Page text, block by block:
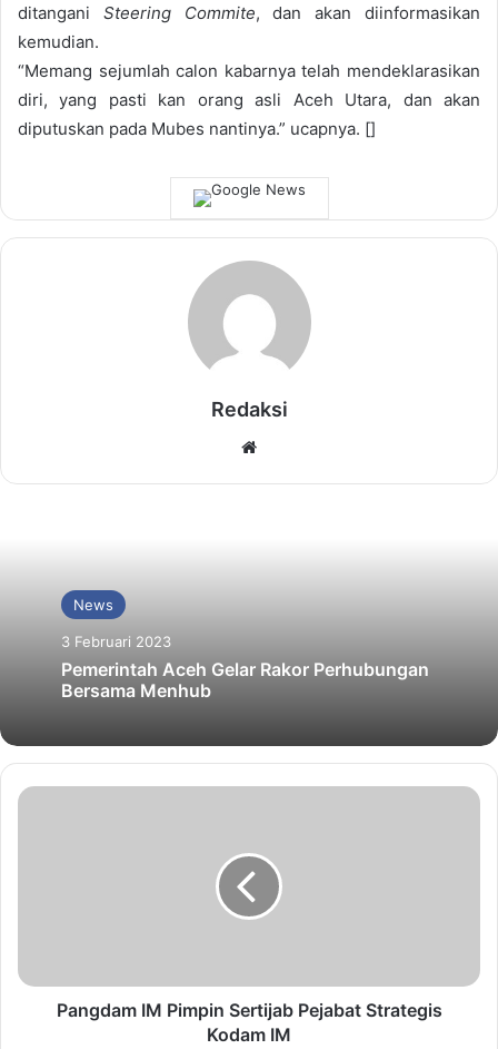
ditangani Steering Commite, dan akan diinformasikan
kemudian.
“Memang sejumlah calon kabarnya telah mendeklarasikan
diri, yang pasti kan orang asli Aceh Utara, dan akan
diputuskan pada Mubes nantinya.” ucapnya. []
Redaksi
News
3 Februari 2023
Pemerintah Aceh Gelar Rakor Perhubungan
Bersama Menhub
Pangdam IM Pimpin Sertijab Pejabat Strategis
Kodam IM